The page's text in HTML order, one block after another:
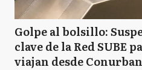
Golpe al bolsillo:
clave de la Red SUBE
viajan desde